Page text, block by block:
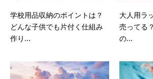
学校用品収納のポイントは？
どんな子供でも片付く仕組み
作り...
大人用ラ
売ってる
の...